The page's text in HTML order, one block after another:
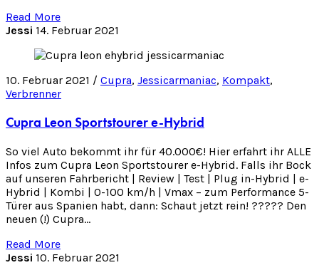
Read More
Jessi 14. Februar 2021
10. Februar 2021 / Cupra, Jessicarmaniac, Kompakt,
Verbrenner
Cupra Leon Sportstourer e-Hybrid
So viel Auto bekommt ihr für 40.000€! Hier erfahrt ihr ALLE
Infos zum Cupra Leon Sportstourer e-Hybrid. Falls ihr Bock
auf unseren Fahrbericht | Review | Test | Plug in-Hybrid | e-
Hybrid | Kombi | 0-100 km/h | Vmax – zum Performance 5-
Türer aus Spanien habt, dann: Schaut jetzt rein! ????? Den
neuen (!) Cupra…
Read More
Jessi 10. Februar 2021